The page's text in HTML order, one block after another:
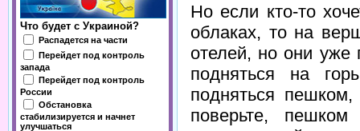
Что будет с Украиной?
Распадется на части
Перейдет под контроль
запада
Перейдет под контроль
России
Обстановка
стабилизируется и начнет
улучшаться
Но если кто-то
облаках, то на
отелей, но они
подняться на
подняться
поверьте,